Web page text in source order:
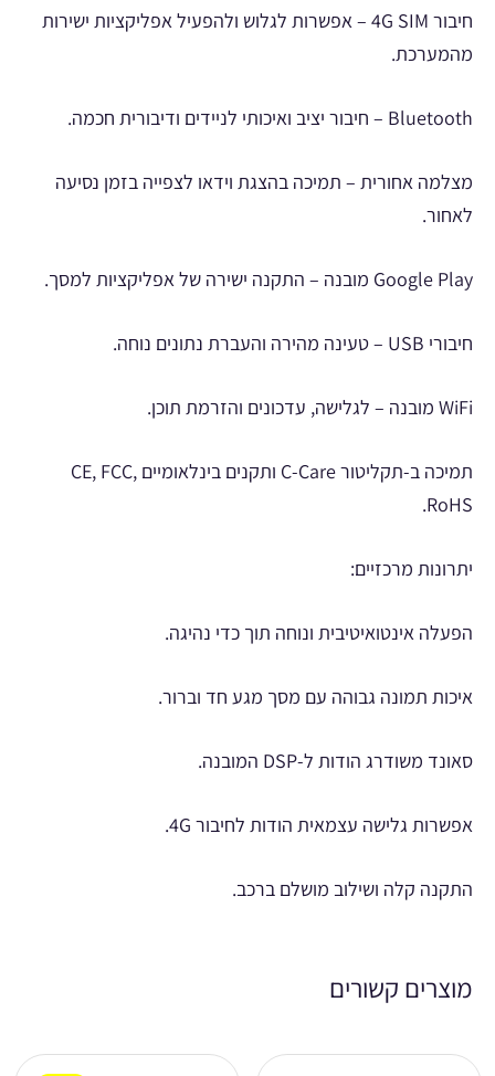
חיבור 4G SIM – אפשרות לגלוש ולהפעיל אפליקציות ישירות
מהמערכת.
Bluetooth – חיבור יציב ואיכותי לניידים ודיבורית חכמה.
מצלמה אחורית – תמיכה בהצגת וידאו לצפייה בזמן נסיעה
לאחור.
Google Play מובנה – התקנה ישירה של אפליקציות למסך.
חיבורי USB – טעינה מהירה והעברת נתונים נוחה.
WiFi מובנה – לגלישה, עדכונים והזרמת תוכן.
תמיכה ב-תקליטור C-Care ותקנים בינלאומיים CE, FCC,
RoHS.
יתרונות מרכזיים:
הפעלה אינטואיטיבית ונוחה תוך כדי נהיגה.
איכות תמונה גבוהה עם מסך מגע חד וברור.
סאונד משודרג הודות ל-DSP המובנה.
אפשרות גלישה עצמאית הודות לחיבור 4G.
התקנה קלה ושילוב מושלם ברכב.
מוצרים קשורים